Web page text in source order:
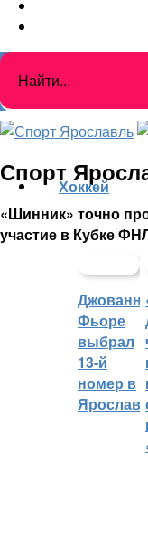
Спорт
«Шинник» точно
участие в Кубке
Хоккей
Фьоре
выбрал
13-й
номер в